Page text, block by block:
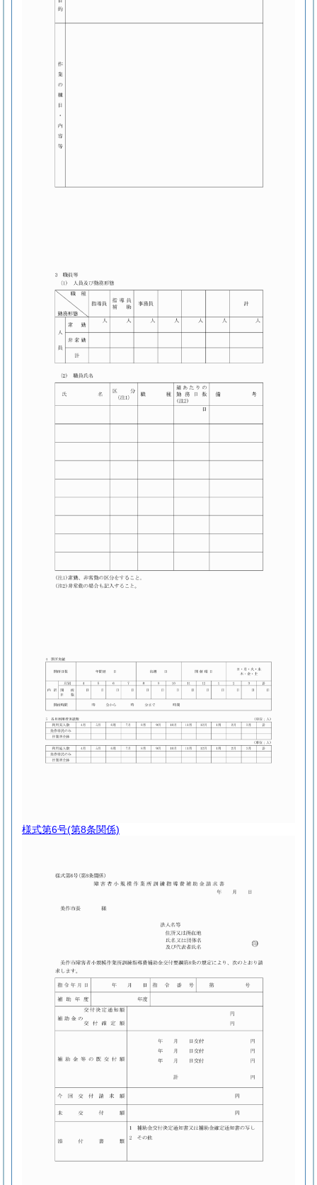
様式第6号(第8条関係)